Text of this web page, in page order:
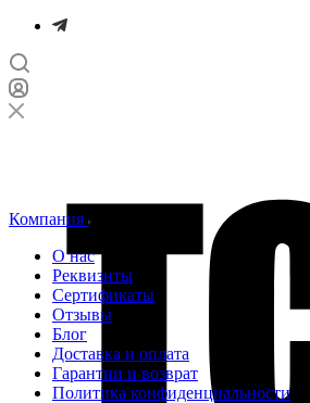
Компания
О нас
Реквизиты
Сертификаты
Отзывы
Блог
Доставка и оплата
Гарантии и возврат
Политика конфиденциальности